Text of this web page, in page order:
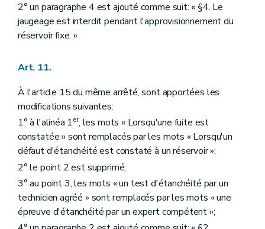
2° un paragraphe 4 est ajouté comme suit: « §4. Le
jaugeage est interdit pendant l'approvisionnement du
réservoir fixe. »
Art. 11.
À l'article 15 du même arrêté, sont apportées les
modifications suivantes:
1° à l'alinéa 1er, les mots « Lorsqu'une fuite est
constatée » sont remplacés par les mots « Lorsqu'un
défaut d'étanchéité est constaté à un réservoir »;
2° le point 2 est supprimé;
3° au point 3, les mots « un test d'étanchéité par un
technicien agréé » sont remplacés par les mots « une
épreuve d'étanchéité par un expert compétent »;